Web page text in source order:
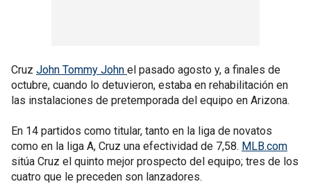
Cruz John Tommy John el pasado agosto y, a finales de
octubre, cuando lo detuvieron, estaba en rehabilitación en
las instalaciones de pretemporada del equipo en Arizona.
En 14 partidos como titular, tanto en la liga de novatos
como en la liga A, Cruz una efectividad de 7,58. MLB.com
sitúa Cruz el quinto mejor prospecto del equipo; tres de los
cuatro que le preceden son lanzadores.